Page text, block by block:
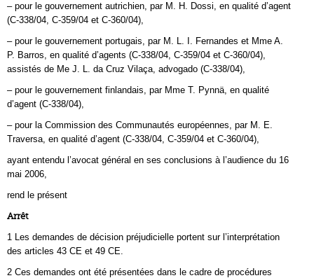
– pour le gouvernement autrichien, par M. H. Dossi, en qualité d’agent
(C‑338/04, C‑359/04 et C‑360/04),
– pour le gouvernement portugais, par M. L. I. Fernandes et Mme A.
P. Barros, en qualité d’agents (C‑338/04, C‑359/04 et C‑360/04),
assistés de Me J. L. da Cruz Vilaça, advogado (C‑338/04),
– pour le gouvernement finlandais, par Mme T. Pynnä, en qualité
d’agent (C‑338/04),
– pour la Commission des Communautés européennes, par M. E.
Traversa, en qualité d’agent (C‑338/04, C‑359/04 et C‑360/04),
ayant entendu l’avocat général en ses conclusions à l’audience du 16
mai 2006,
rend le présent
Arrêt
1 Les demandes de décision préjudicielle portent sur l’interprétation
des articles 43 CE et 49 CE.
2 Ces demandes ont été présentées dans le cadre de procédures